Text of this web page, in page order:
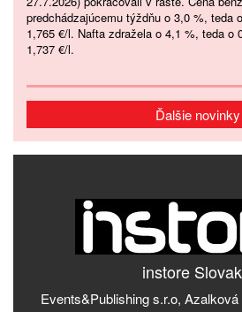
predchádzajúcemu týždňu o 3,0 %, teda
1,765 €/l. Nafta zdražela o 4,1 %, teda o
1,737 €/l.
Ďalšie novinky
instore
Events&Publishing s.r.o,